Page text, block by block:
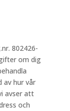
802426-
om dig
av hur vår
avser att
och